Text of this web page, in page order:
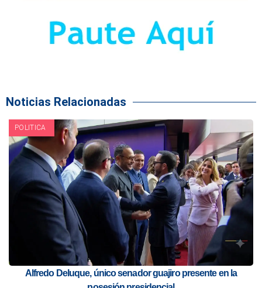
Noticias Relacionadas
POLITICA
Alfredo Deluque, único senador guajiro presente en la